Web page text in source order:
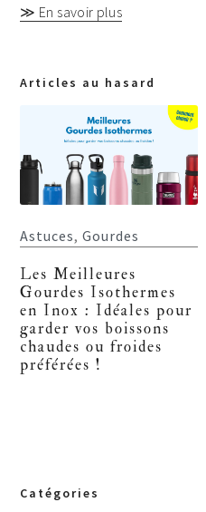
≫ En savoir plus
Articles au hasard
Astuces,Gourdes
Les Meilleures
Gourdes Isothermes
en Inox : Idéales pour
garder vos boissons
chaudes ou froides
préférées !
Catégories